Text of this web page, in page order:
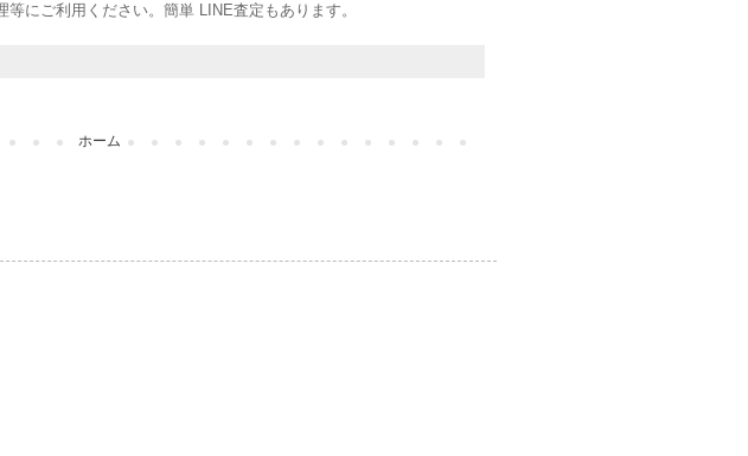
にご利用ください。簡単 LINE査定もあります。
ホーム